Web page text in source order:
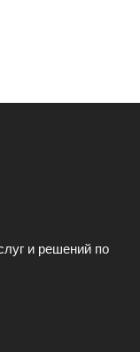
и решений по